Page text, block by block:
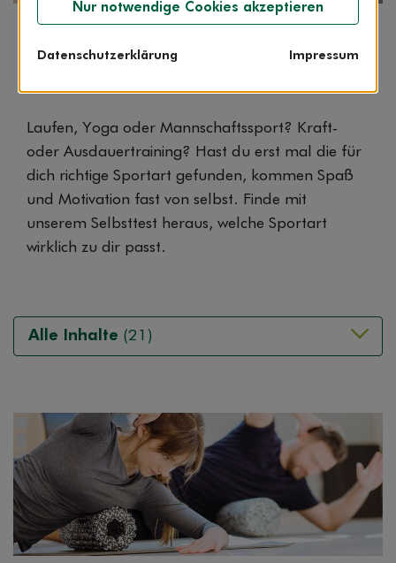
Artikel Lesezeit: 2:00 min.
Finde deinen Sport – welche Bewegung
Laufen, Yoga oder Mannschaftssport? Kraft-
oder Ausdauertraining? Hast du erst mal die für
dich richtige Sportart gefunden, kommen Spaß
und Motivation fast von selbst. Finde mit
unserem Selbsttest heraus, welche Sportart
wirklich zu dir passt.
Alle Inhalte (21)
Nur notwendige Cookies akzeptieren
Datenschutzerklärung Impressum